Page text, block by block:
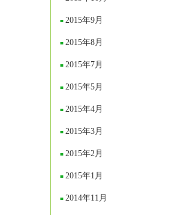
2015年9月
2015年8月
2015年7月
2015年5月
2015年4月
2015年3月
2015年2月
2015年1月
2014年11月